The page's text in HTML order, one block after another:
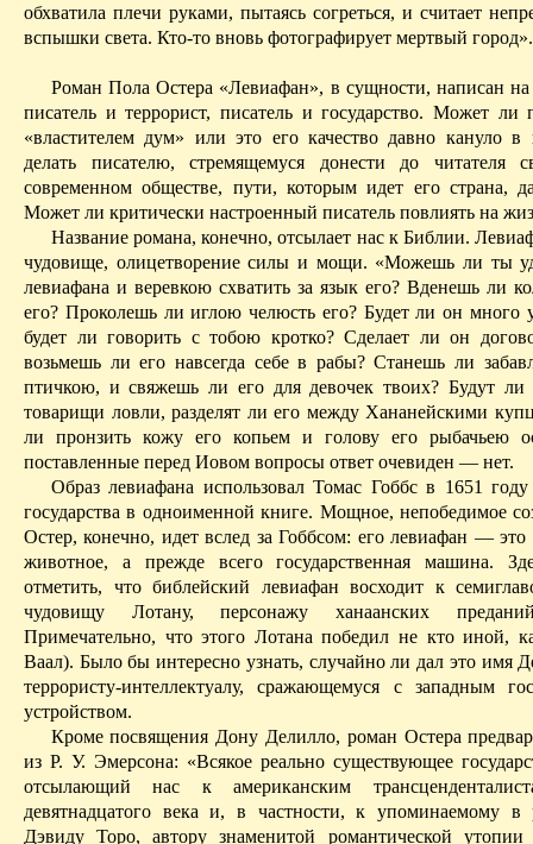
обхватила плечи руками, пытаясь согреться, и считает
вспышки света. Кто-то вновь фотографирует мертвый город».
Роман ПолаОстера «Левиафан», в сущности, написан
писатель и террорист, писатель и государство. Может ли
«властителем дум» или это его качество давно кануло
делать писателю, стремящемуся донести до читателя
современном обществе, пути, которым идет его страна,
Может ли критически настроенный писатель повлиять на
Название романа, конечно, отсылает нас к Библии.
чудовище, олицетворение силы и мощи. «Можешь ли ты
левиафана и веревкою схватить за язык его? Вденешь ли
его? Проколешь ли иглою челюсть его? Будет ли он много
будет ли говорить с тобою кротко? Сделает ли он
возьмешь ли его навсегда себе в рабы? Станешь ли
птичкою, и свяжешь ли его для девочек твоих? Будут ли
товарищи ловли, разделят ли его между Хананейскими
ли пронзить кожу его копьем и голову его рыбачьею
поставленные перед Иовом вопросы ответ очевиден — нет.
Образ левиафана использовал Томас Гоббс в 1651
государства в одноименной книге. Мощное, непобедимое
Остер, конечно, идет вслед за Гоббсом: его левиафан — это
животное, а прежде всего государственная машина.
отметить, что библей­ский левиафан восходит к
чудовищу Лотану, персонажуханаанских
Примечательно, что этого Лотана победил не кто иной,
Ваал). Было бы интересно узнать, случайно ли дал это имя
террористу-интеллектуалу, сражающемуся с западным
устройством.
Кроме посвящения Дону Делилло, роман Остера
из Р. У. Эмерсона: «Всякое реально существующее
отсылающий нас к американским
девятнадцатого века и, в частности, к упоминаемому в
ДэвидуТоро, автору знаменитой романтической утопии